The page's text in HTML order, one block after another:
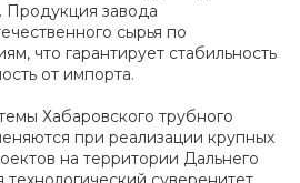
Продукция завода
сырья по
что гарантирует стабильность
от импорта.
Хабаровского трубного
при реализации крупных
на территории Дальнего